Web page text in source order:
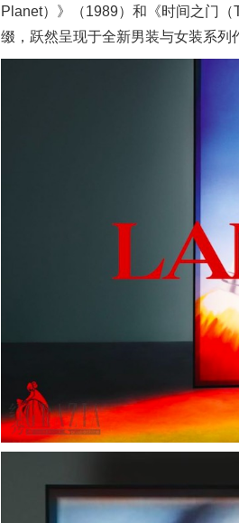
Planet）》（1989）和《时间之门
缀，跃然呈现于全新男装与女装系列